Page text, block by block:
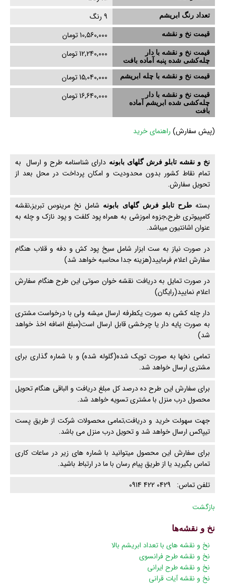
تعداد رنگ ابریشم 9 رنگ
قیمت نخ و نقشه 10,560,000 تومان
قیمت نخ و نقشه با دار
چله‌کشی‌ شده پنبه آماده بافت
12,240,000 تومان
قیمت نخ و نقشه با چله ابریشم 15,040,000 تومان
قیمت نخ و نقشه با دار
چله‌کشی‌ شده ابریشم آماده
بافت
16,640,000 تومان
(پیش سفارش) راهنمای خرید
نخ و نقشه تابلو فرش گلهای بابونه دارای شناسنامه طرح و ارسال به
تمام نقاط کشور بدون محدودیت و امکان پرداخت در محل بعد از
تحویل سفارش.
بستهطرح تابلو فرش گلهای بابونه شامل نخ مرینوس تبریز,نقشه
کامپیوتری طرح,جزوه اموزشی به همراه پود کلفت و پود نازک و چله به
عنوان اشانتیون میباشد.
در صورت نیاز به ست ابزار شامل سیخ پود کش و دفه و قلاب هنگام
سفارش اعلام فرمایید(هزینه جدا محاسبه خواهد شد)
در صورت تمایل به دریافت نقشه خوان صوتی این طرح هنگام سفارش
اعلام نمایید(رایگان)
دار چله کشی به صورت یکطرفه ارسال میشه ولی با درخواست مشتری
به صورت پایه دار یا چرخشی قابل ارسال است(مبلغ اضافه اخذ خواهد
شد)
تمامی نخها به صورت توپک شده(گلوله شده) و با شماره گذاری برای
مشتری ارسال خواهد شد.
برای سفارش این طرح ده درصد کل مبلغ دریافت و الباقی هنگام تحویل
محصول درب منزل با مشتری تسویه خواهد شد.
جهت سهولت خرید و دریافت,تمامی محصولات شرکت از طریق پست
تیپاکس ارسال خواهد شد و تحویل درب منزل می باشد.
برای سفارش این محصول میتوانید با شماره های زیر در ساعات کاری
تماس بگیرید یا از طریق پیام رسان با ما در ارتباط باشید.
تلفن تماس: 0429 422 0914
بازگشت
نخ و نقشه‌ها
پریدن
ناوبری
نخ و نقشه های با تعداد ابریشم بالا
نخ و نقشه طرح فرانسوی
نخ و نقشه طرح ایرانی
نخ و نقشه آیات قرانی